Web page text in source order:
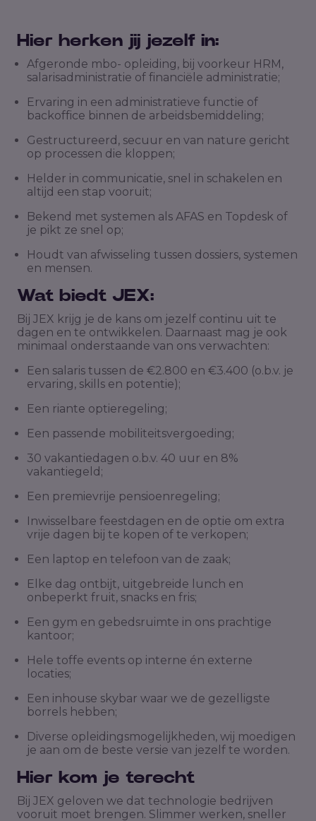
Hier herken jij jezelf in:
Afgeronde mbo- opleiding, bij voorkeur HRM,
salarisadministratie of financiële administratie;
Ervaring in een administratieve functie of
backoffice binnen de arbeidsbemiddeling;
Gestructureerd, secuur en van nature gericht
op processen die kloppen;
Helder in communicatie, snel in schakelen en
altijd een stap vooruit;
Bekend met systemen als AFAS en Topdesk of
je pikt ze snel op;
Houdt van afwisseling tussen dossiers, systemen
en mensen.
Wat biedt JEX:
Bij JEX krijg je de kans om jezelf continu uit te
dagen en te ontwikkelen. Daarnaast mag je ook
minimaal onderstaande van ons verwachten:
Een salaris tussen de €2.800 en €3.400 (o.b.v. je
ervaring, skills en potentie);
Een riante optieregeling;
Een passende mobiliteitsvergoeding;
30 vakantiedagen o.b.v. 40 uur en 8%
vakantiegeld;
Een premievrije pensioenregeling;
Inwisselbare feestdagen en de optie om extra
vrije dagen bij te kopen of te verkopen;
Een laptop en telefoon van de zaak;
Elke dag ontbijt, uitgebreide lunch en
onbeperkt fruit, snacks en fris;
Een gym en gebedsruimte in ons prachtige
kantoor;
Hele toffe events op interne én externe
locaties;
Een inhouse skybar waar we de gezelligste
borrels hebben;
Diverse opleidingsmogelijkheden, wij moedigen
je aan om de beste versie van jezelf te worden.
Hier kom je terecht
Bij JEX geloven we dat technologie bedrijven
vooruit moet brengen. Slimmer werken, sneller